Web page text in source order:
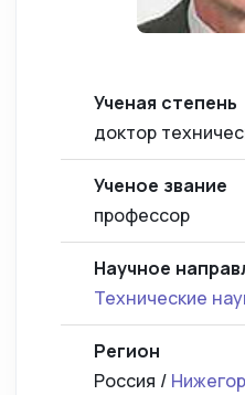
Ученая степень
доктор
Ученое звание
профессор
Научное
Технические
Регион
Россия /